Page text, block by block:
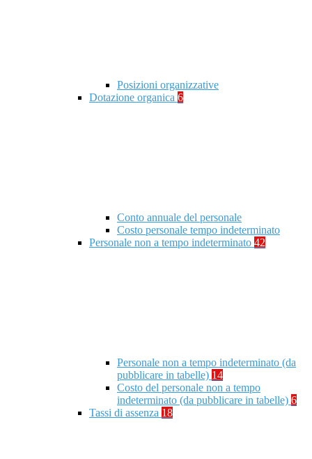
Posizioni organizzative
Dotazione organica 6
Conto annuale del personale
Costo personale tempo indeterminato
Personale non a tempo indeterminato 42
Personale non a tempo indeterminato (da
pubblicare in tabelle) 14
Costo del personale non a tempo
indeterminato (da pubblicare in tabelle) 6
Tassi di assenza 18